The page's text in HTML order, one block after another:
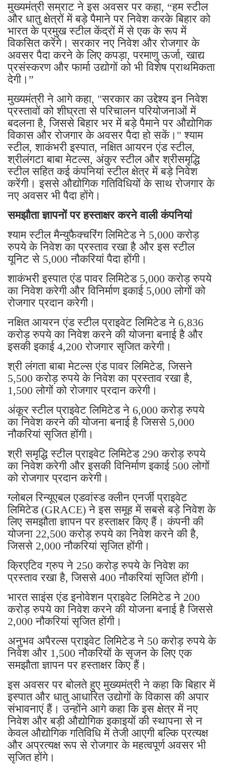
मुख्यमंत्री सम्राट ने इस अवसर पर कहा, “हम स्टील
और धातु क्षेत्रों में बड़े पैमाने पर निवेश करके बिहार को
भारत के प्रमुख स्टील केंद्रों में से एक के रूप में
विकसित करेंगे। सरकार नए निवेश और रोजगार के
अवसर पैदा करने के लिए कपड़ा, परमाणु ऊर्जा, खाद्य
प्रसंस्करण और फार्मा उद्योगों को भी विशेष प्राथमिकता
देगी।”
मुख्यमंत्री ने आगे कहा, "सरकार का उद्देश्य इन निवेश
प्रस्तावों को शीघ्रता से परिचालन परियोजनाओं में
बदलना है, जिससे बिहार भर में बड़े पैमाने पर औद्योगिक
विकास और रोजगार के अवसर पैदा हो सकें।" श्याम
स्टील, शाकंभरी इस्पात, नक्षित आयरन एंड स्टील,
श्रीलंगटा बाबा मेटल्स, अंकुर स्टील और श्रीसमृद्धि
स्टील सहित कई कंपनियां स्टील क्षेत्र में बड़े निवेश
करेंगी। इससे औद्योगिक गतिविधियों के साथ रोजगार के
नए अवसर भी पैदा होंगे।
समझौता ज्ञापनों पर हस्ताक्षर करने वाली कंपनियां
श्याम स्टील मैन्युफैक्चरिंग लिमिटेड ने 5,000 करोड़
रुपये के निवेश का प्रस्ताव रखा है और इस स्टील
यूनिट से 5,000 नौकरियां पैदा होंगी।
शाकंभरी इस्पात एंड पावर लिमिटेड 5,000 करोड़ रुपये
का निवेश करेगी और विनिर्माण इकाई 5,000 लोगों को
रोजगार प्रदान करेगी।
नक्षित आयरन एंड स्टील प्राइवेट लिमिटेड ने 6,836
करोड़ रुपये का निवेश करने की योजना बनाई है और
इसकी इकाई 4,200 रोजगार सृजित करेगी।
श्री लंगता बाबा मेटल्स एंड पावर लिमिटेड, जिसने
5,500 करोड़ रुपये के निवेश का प्रस्ताव रखा है,
1,500 लोगों को रोजगार प्रदान करेगी।
अंकूर स्टील प्राइवेट लिमिटेड ने 6,000 करोड़ रुपये
का निवेश करने की योजना बनाई है जिससे 5,000
नौकरियां सृजित होंगी।
श्री समृद्धि स्टील प्राइवेट लिमिटेड 290 करोड़ रुपये
का निवेश करेगी और इसकी विनिर्माण इकाई 500 लोगों
को रोजगार प्रदान करेगी।
ग्लोबल रिन्यूएबल एडवांस्ड क्लीन एनर्जी प्राइवेट
लिमिटेड (GRACE) ने इस समूह में सबसे बड़े निवेश के
लिए समझौता ज्ञापन पर हस्ताक्षर किए हैं। कंपनी की
योजना 22,500 करोड़ रुपये का निवेश करने की है,
जिससे 2,000 नौकरियां सृजित होंगी।
क्रिएटिव ग्रुप ने 250 करोड़ रुपये के निवेश का
प्रस्ताव रखा है, जिससे 400 नौकरियां सृजित होंगी।
भारत साइंस एंड इनोवेशन प्राइवेट लिमिटेड ने 200
करोड़ रुपये का निवेश करने की योजना बनाई है जिससे
2,000 नौकरियां सृजित होंगी।
अनुभव अपैरल्स प्राइवेट लिमिटेड ने 50 करोड़ रुपये के
निवेश और 1,500 नौकरियों के सृजन के लिए एक
समझौता ज्ञापन पर हस्ताक्षर किए हैं।
इस अवसर पर बोलते हुए मुख्यमंत्री ने कहा कि बिहार में
इस्पात और धातु आधारित उद्योगों के विकास की अपार
संभावनाएं हैं। उन्होंने आगे कहा कि इस क्षेत्र में नए
निवेश और बड़ी औद्योगिक इकाइयों की स्थापना से न
केवल औद्योगिक गतिविधि में तेजी आएगी बल्कि प्रत्यक्ष
और अप्रत्यक्ष रूप से रोजगार के महत्वपूर्ण अवसर भी
सृजित होंगे।